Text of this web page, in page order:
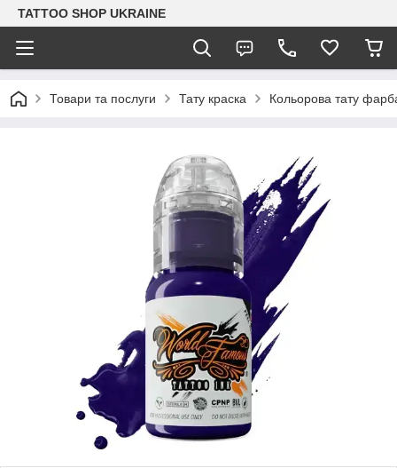
TATTOO SHOP UKRAINE
Товари та послуги Тату краска Кольорова тату